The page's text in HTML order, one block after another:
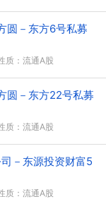
圆－东方6号私募
质：流通A股
圆－东方22号私募
质：流通A股
－东源投资财富5
质：流通A股